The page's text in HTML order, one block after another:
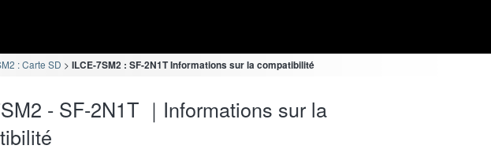
: Carte SD ILCE-7SM2 : SF-2N1T Informations sur la compatibilité
- SF-2N1T ｜Informations sur la